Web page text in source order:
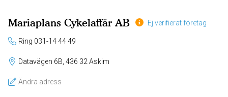
Mariaplans Cykelaffär AB Ej verifierat företag
Ring 031-14 44 49
Datavägen 6B, 436 32 Askim
Ändra adress